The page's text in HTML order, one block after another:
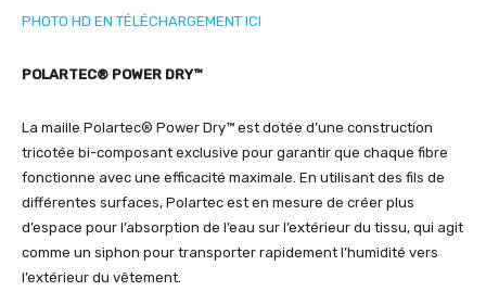
PHOTO HD EN TÉLÉCHARGEMENT ICI
POLARTEC® POWER DRY™
La maille Polartec® Power Dry™ est dotée d’une construction
tricotée bi-composant exclusive pour garantir que chaque fibre
fonctionne avec une efficacité maximale. En utilisant des fils de
différentes surfaces, Polartec est en mesure de créer plus
d’espace pour l’absorption de l’eau sur l’extérieur du tissu, qui agit
comme un siphon pour transporter rapidement l’humidité vers
l’extérieur du vêtement.